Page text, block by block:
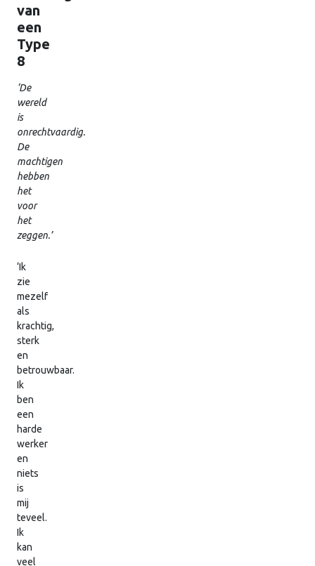
van
een
Type
8
‘De
wereld
is
onrechtvaardig.
De
machtigen
hebben
het
voor
het
zeggen.’
‘Ik
zie
mezelf
als
krachtig,
sterk
en
betrouwbaar.
Ik
ben
een
harde
werker
en
niets
is
mij
teveel.
Ik
kan
veel